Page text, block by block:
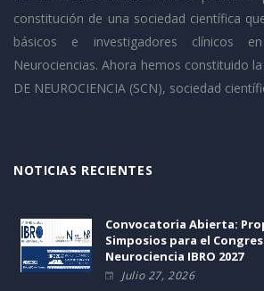
constitución de una sociedad científica
básicos e investigadores clínicos
Neurociencias. Ahora hemos constituido la
DE NEUROCIENCIA (SCN), sociedad
NOTICIAS RECIENTES
Convocatoria Abierta:
Simposios para el
Neurociencia IBRO 2027
Julio 27, 2026